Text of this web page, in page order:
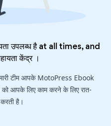
उपलब्ध है at all times, and
केंद्र।
टीम आपके MotoPress Ebook
आपके लिए काम करने के लिए रात-
है।